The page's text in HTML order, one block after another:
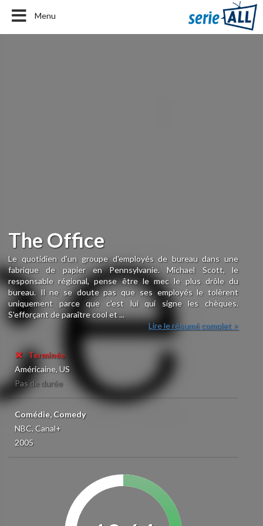
Menu
The Office
Le quotidien d'un groupe d'employés de bureau dans une
fabrique de papier en Pennsylvanie. Michael Scott, le
responsable régional, pense être le mec le plus drôle du
bureau. Il ne se doute pas que ses employés le tolèrent
uniquement parce que c'est lui qui signe les chèques.
S'efforçant de paraître cool et ...
Lire le résumé complet >
Terminée
Américaine, US
Pas de durée
Comédie, Comedy
NBC, Canal+
2005